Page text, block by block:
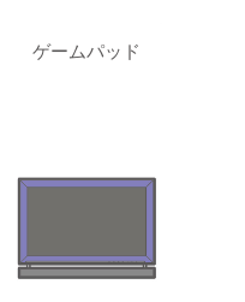
ゲームパッド